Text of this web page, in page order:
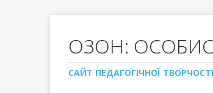
ОЗОН:
САЙТ ПЕДАГОГІЧНОЇ ТВОРЧОСТІ